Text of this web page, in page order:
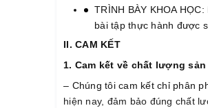
TRÌNH BÀY KHOA
bài tập thực hành được
II. CAM KẾT
1. Cam kết về chất lượng sản
– Chúng tôi cam kết chỉ phân
hiện nay, đảm bảo đúng chất